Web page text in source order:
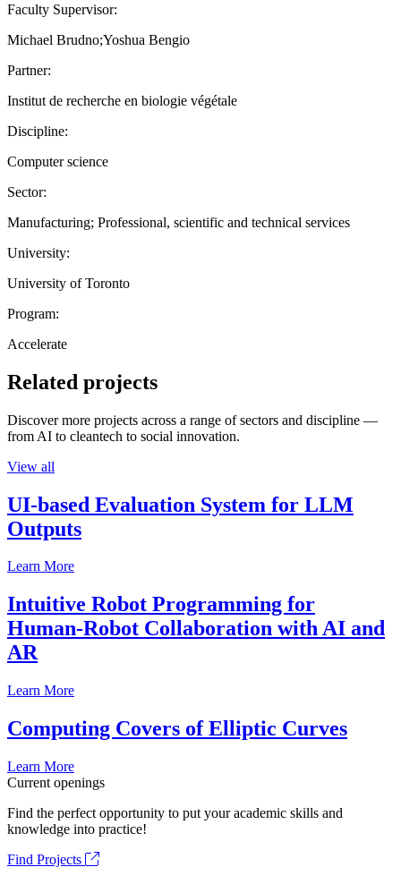
Faculty Supervisor:
Michael Brudno;Yoshua Bengio
Partner:
Institut de recherche en biologie végétale
Discipline:
Computer science
Sector:
Manufacturing; Professional, scientific and technical services
University:
University of Toronto
Program:
Accelerate
Related projects
Discover more projects across a range of sectors and discipline —
from AI to cleantech to social innovation.
View all
UI-based Evaluation System for LLM
Outputs
Learn More
Intuitive Robot Programming for
Human-Robot Collaboration with AI and
AR
Learn More
Computing Covers of Elliptic Curves
Learn More
Current openings
Find the perfect opportunity to put your academic skills and
knowledge into practice!
Find Projects